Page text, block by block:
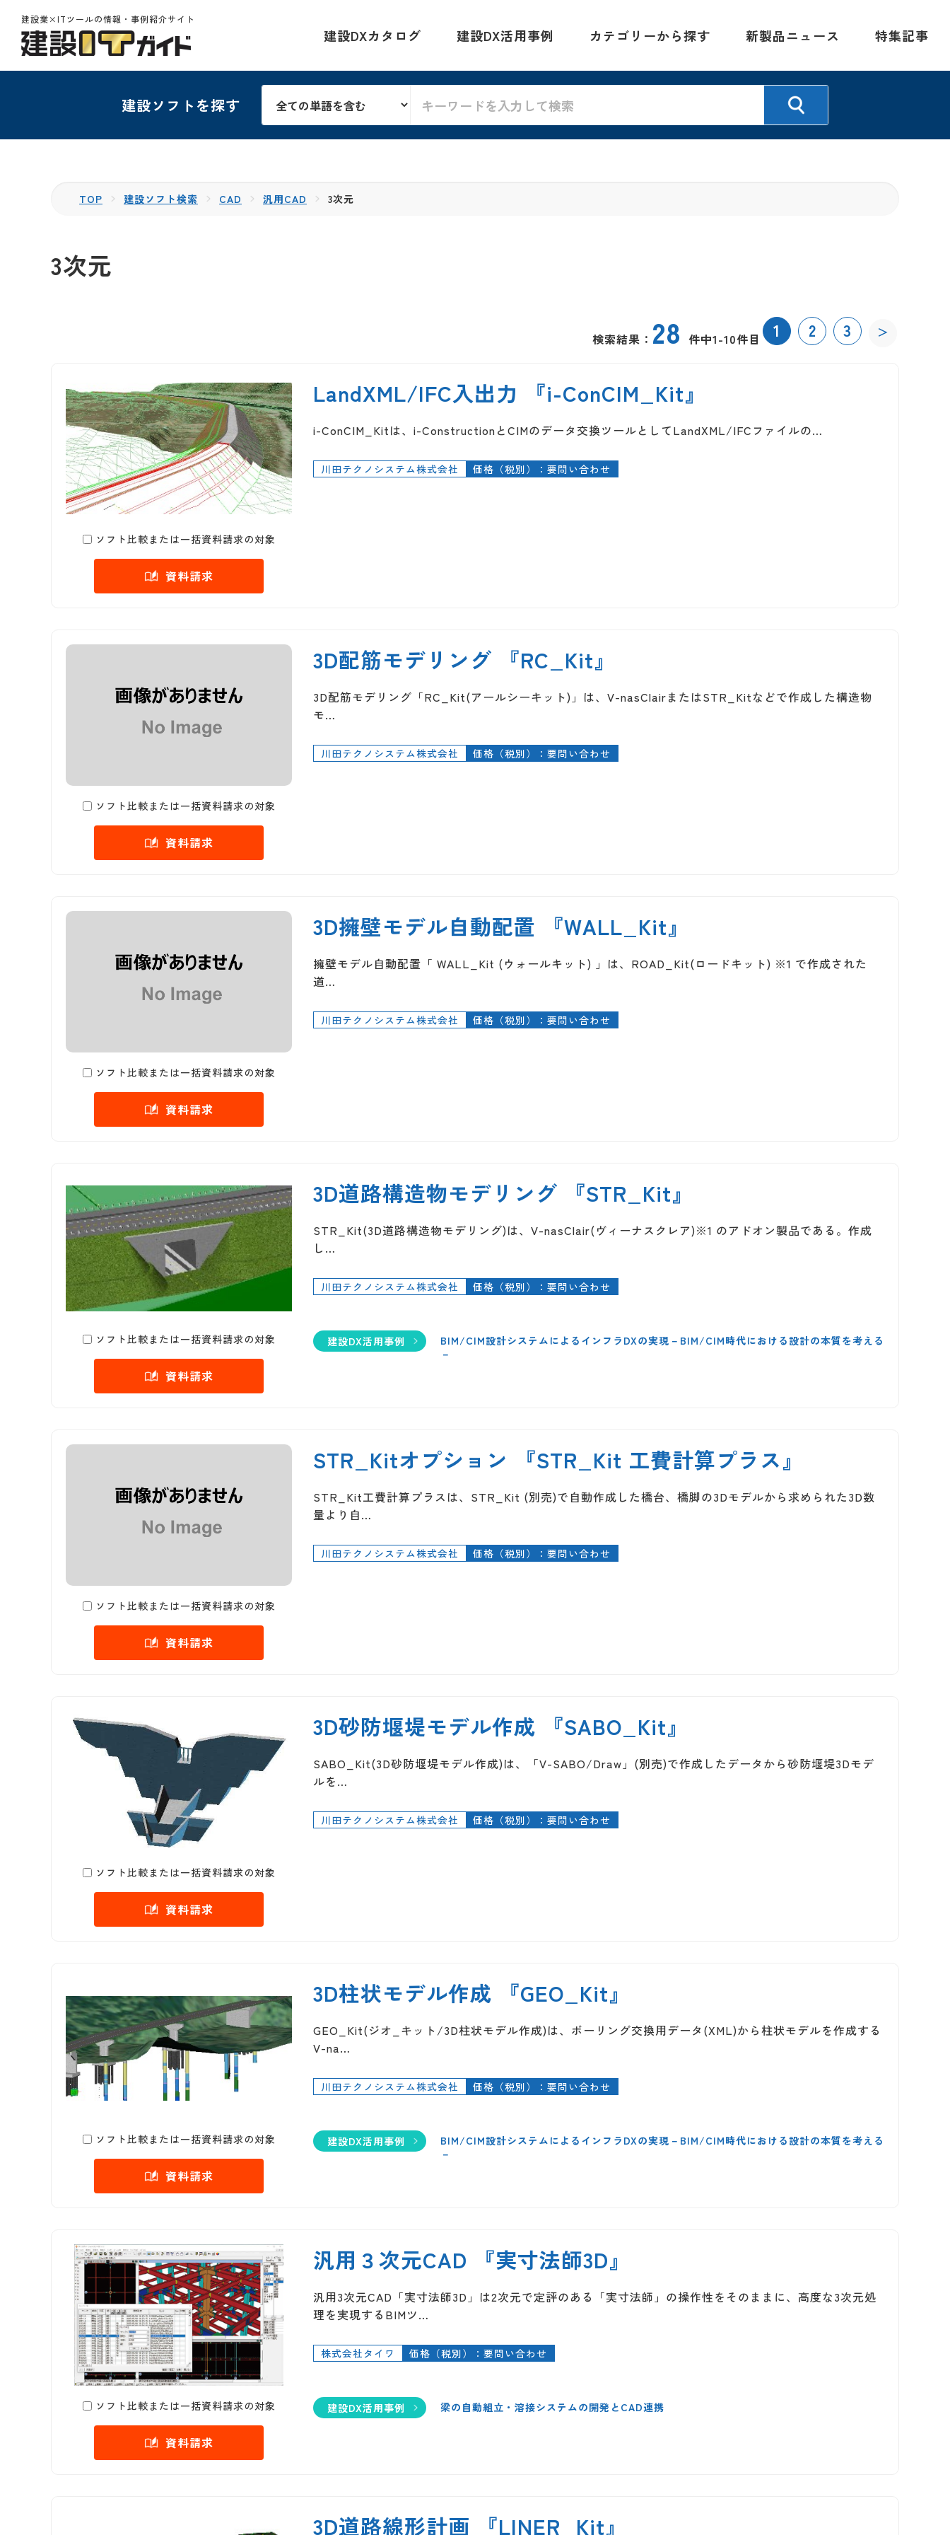
建設業×ITツールの情報・事例紹介サイト
建設DXカタログ 建設DX活用事例 カテゴリーから探す 新製品ニュース 特集記事
建設ソフトを探す
TOP 建設ソフト検索 CAD 汎用CAD 3次元
3次元
検索結果： 28 件中1-10件目 1 2 3 ＞
ソフト比較または一括資料請求の対象
資料請求
LandXML/IFC入出力 『i-ConCIM_Kit』
i-ConCIM_Kitは、i-ConstructionとCIMのデータ交換ツールとしてLandXML/IFCファイルの…
川田テクノシステム株式会社 価格（税別）：要問い合わせ
ソフト比較または一括資料請求の対象
資料請求
3D配筋モデリング 『RC_Kit』
3D配筋モデリング「RC_Kit(アールシーキット)」は、V-nasClairまたはSTR_Kitなどで作成した構造物
モ…
川田テクノシステム株式会社 価格（税別）：要問い合わせ
ソフト比較または一括資料請求の対象
資料請求
3D擁壁モデル自動配置 『WALL_Kit』
擁壁モデル自動配置「 WALL_Kit (ウォールキット) 」は、ROAD_Kit(ロードキット) ※1 で作成された
道…
川田テクノシステム株式会社 価格（税別）：要問い合わせ
ソフト比較または一括資料請求の対象
資料請求
3D道路構造物モデリング 『STR_Kit』
STR_Kit(3D道路構造物モデリング)は、V-nasClair(ヴィーナスクレア)※1 のアドオン製品である。作成
し…
川田テクノシステム株式会社 価格（税別）：要問い合わせ
建設DX活用事例
BIM/CIM設計システムによるインフラDXの実現－BIM/CIM時代における設計の本質を考える
－
ソフト比較または一括資料請求の対象
資料請求
STR_Kitオプション 『STR_Kit 工費計算プラス』
STR_Kit工費計算プラスは、STR_Kit (別売)で自動作成した橋台、橋脚の3Dモデルから求められた3D数
量より自…
川田テクノシステム株式会社 価格（税別）：要問い合わせ
ソフト比較または一括資料請求の対象
資料請求
3D砂防堰堤モデル作成 『SABO_Kit』
SABO_Kit(3D砂防堰堤モデル作成)は、「V-SABO/Draw」(別売)で作成したデータから砂防堰堤3Dモデ
ルを…
川田テクノシステム株式会社 価格（税別）：要問い合わせ
ソフト比較または一括資料請求の対象
資料請求
3D柱状モデル作成 『GEO_Kit』
GEO_Kit(ジオ_キット/3D柱状モデル作成)は、ボーリング交換用データ(XML)から柱状モデルを作成する
V-na…
川田テクノシステム株式会社 価格（税別）：要問い合わせ
建設DX活用事例
BIM/CIM設計システムによるインフラDXの実現－BIM/CIM時代における設計の本質を考える
－
ソフト比較または一括資料請求の対象
資料請求
汎用３次元CAD 『実寸法師3D』
汎用3次元CAD「実寸法師3D」は2次元で定評のある「実寸法師」の操作性をそのままに、高度な3次元処
理を実現するBIMツ…
株式会社タイワ 価格（税別）：要問い合わせ
建設DX活用事例 梁の自動組立・溶接システムの開発とCAD連携
3D道路線形計画 『LINER_Kit』